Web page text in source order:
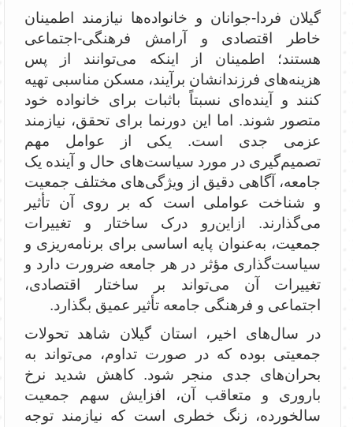
گیلان فردا-جوانان و خانواده‌ها نیازمند اطمینان
خاطر اقتصادی و آرامش فرهنگی-اجتماعی
هستند؛ اطمینان از اینکه می‌توانند از پس
هزینه‌های فرزندانشان برآیند، مسکن مناسبی تهیه
کنند و آینده‌ای نسبتاً باثبات برای خانواده خود
متصور شوند. اما این دورنما برای تحقق، نیازمند
عزمی جدی است. یکی از عوامل مهم
تصمیم‌گیری در مورد سیاست‌های حال و آینده یک
جامعه، آگاهی دقیق از ویژگی‌های مختلف جمعیت
و شناخت عواملی است که بر روی آن تأثیر
می‌گذارند. ازاین‌رو درک ساختار و تغییرات
جمعیت، به‌عنوان پایه اساسی برای برنامه‌ریزی و
سیاست‌گذاری مؤثر در هر جامعه ضرورت دارد و
تغییرات آن می‌تواند بر ساختار اقتصادی،
اجتماعی و فرهنگی جامعه تأثیر عمیق بگذارد.
در سال‌های اخیر، استان گیلان شاهد تحولات
جمعیتی بوده که در صورت تداوم، می‌تواند به
بحران‌های جدی منجر شود. کاهش شدید نرخ
باروری و متعاقب آن، افزایش سهم جمعیت
سالخورده، زنگ خطری است که نیازمند توجه